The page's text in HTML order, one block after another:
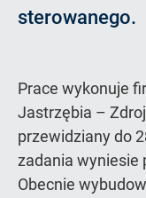
sterowanego.
Prace wykonuje
Jastrzębia –
przewidziany do
zadania wyniesie
Obecnie